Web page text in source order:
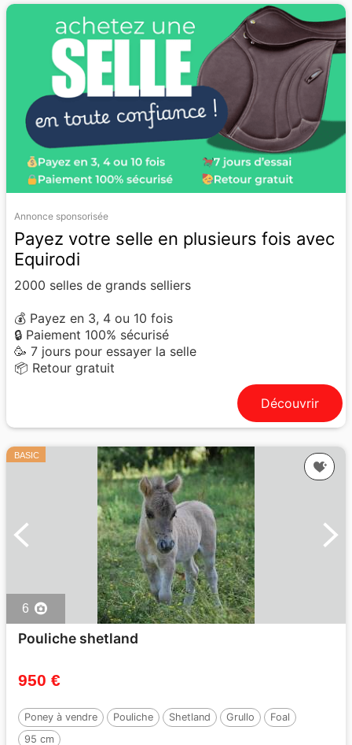
Annonce sponsorisée
Payez votre selle en plusieurs fois avec
Equirodi
2000 selles de grands selliers
💰 Payez en 3, 4 ou 10 fois
🔒 Paiement 100% sécurisé
🥳 7 jours pour essayer la selle
📦 Retour gratuit
Découvrir
BASIC
6
Pouliche shetland
950 €
Poney à vendre Pouliche Shetland Grullo
Foal
95 cm